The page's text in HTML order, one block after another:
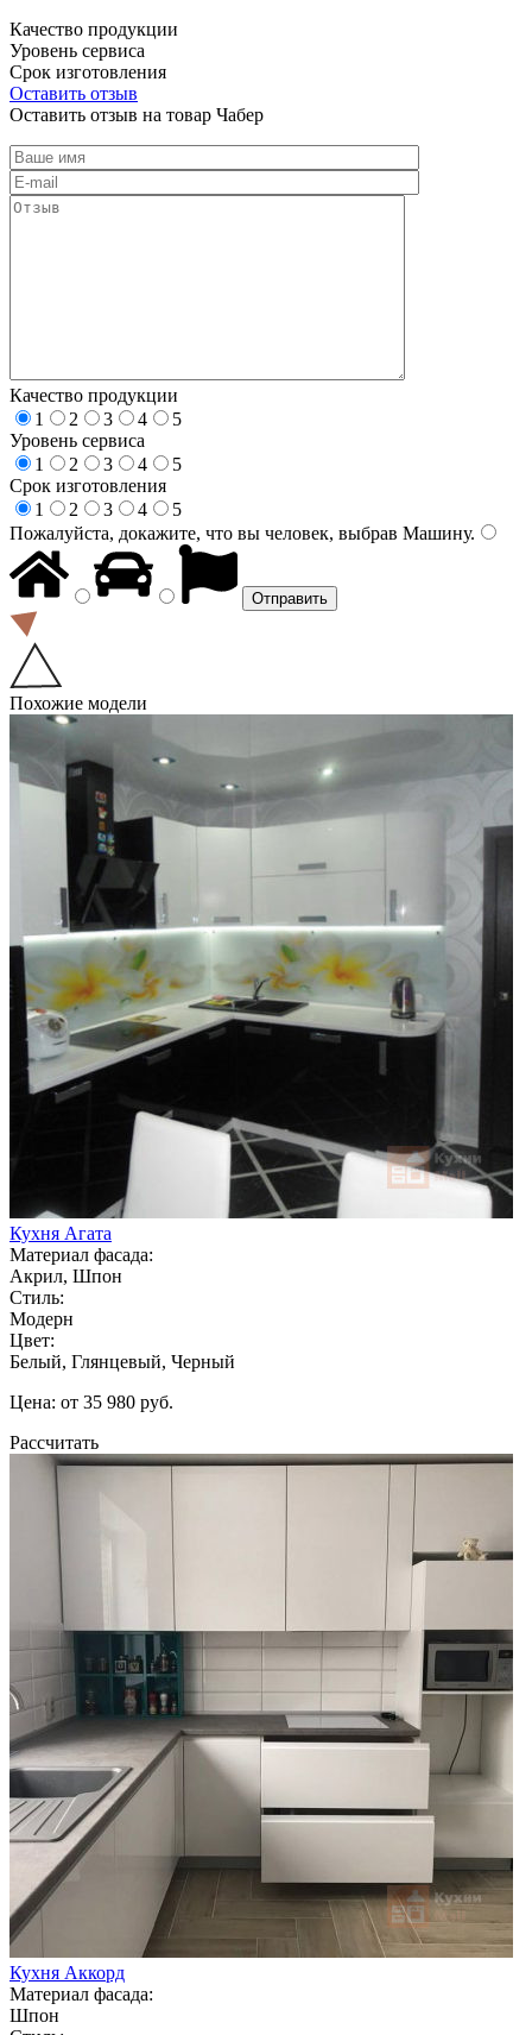
Качество продукции
Уровень сервиса
Срок изготовления
Оставить отзыв
Оставить отзыв на товар Чабер
Качество продукции
1
2 3 4
5
Уровень сервиса
1
2 3 4
5
Срок изготовления
1
2 3 4
5
Пожалуйста, докажите, что вы человек, выбрав Машину.
Похожие модели
Кухня Агата
Материал фасада:
Акрил, Шпон
Стиль:
Модерн
Цвет:
Белый, Глянцевый, Черный
Цена: от 35 980 руб.
Рассчитать
Кухня Аккорд
Материал фасада:
Шпон